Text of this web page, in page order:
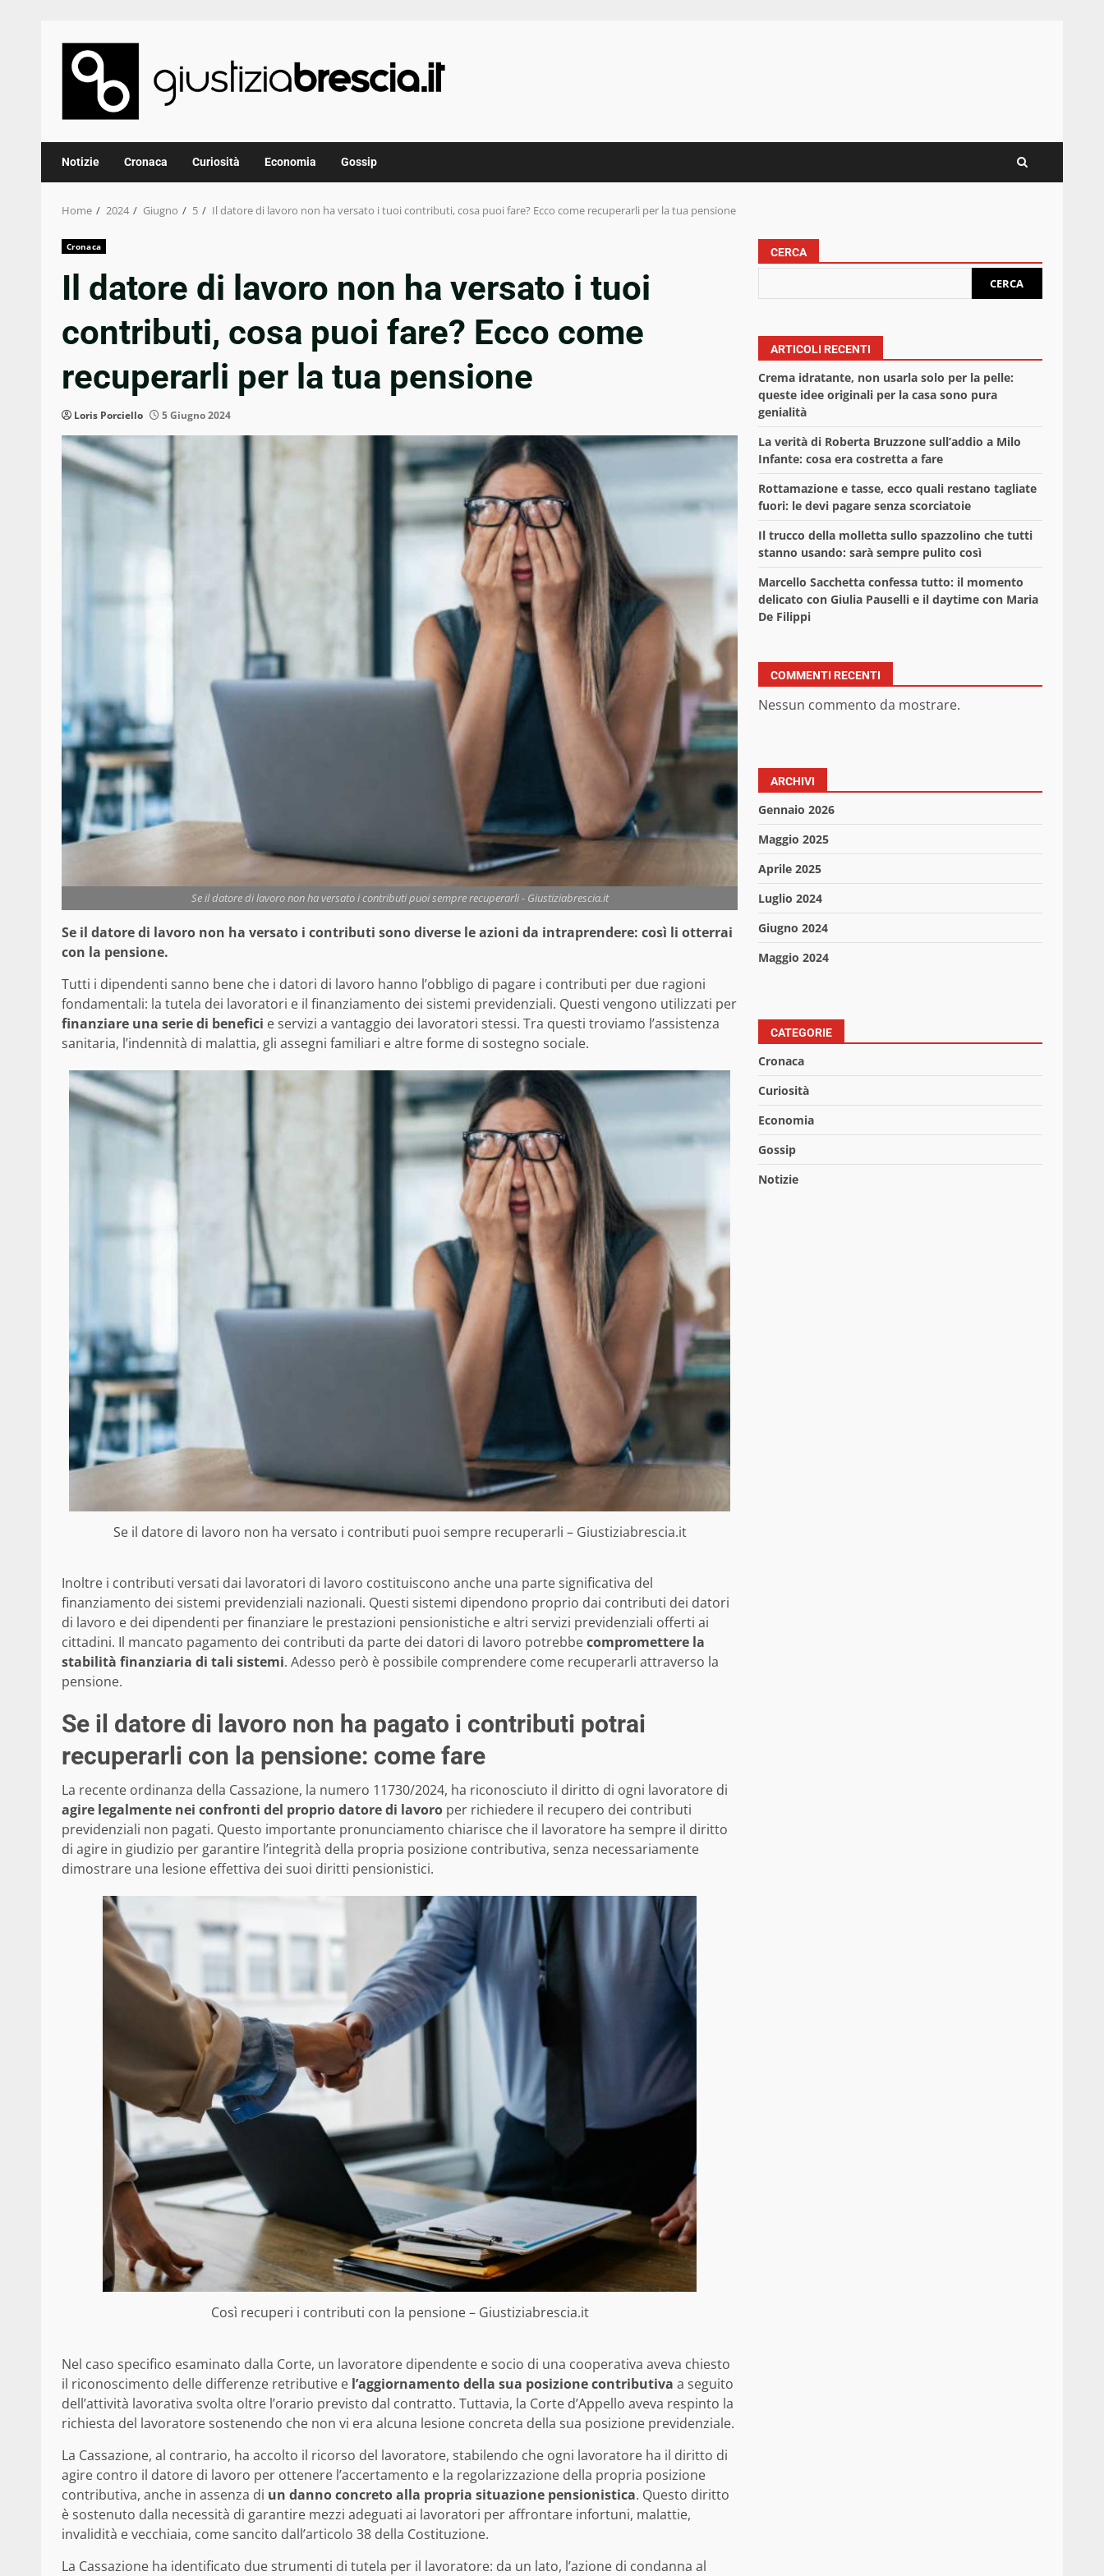
content
Notizie Cronaca Curiosità Economia Gossip
Home 2024 Giugno 5 Il datore di lavoro non ha versato i tuoi contributi, cosa puoi fare? Ecco come recuperarli per la tua pensione
Cronaca
Il datore di lavoro non ha versato i tuoi
contributi, cosa puoi fare? Ecco come
recuperarli per la tua pensione
Loris Porciello 5 Giugno 2024
Se il datore di lavoro non ha versato i contributi puoi sempre recuperarli - Giustiziabrescia.it
Se il datore di lavoro non ha versato i contributi sono diverse le azioni da intraprendere: così li otterrai
con la pensione.
Tutti i dipendenti sanno bene che i datori di lavoro hanno l’obbligo di pagare i contributi per due ragioni
fondamentali: la tutela dei lavoratori e il finanziamento dei sistemi previdenziali. Questi vengono utilizzati per
finanziare una serie di benefici e servizi a vantaggio dei lavoratori stessi. Tra questi troviamo l’assistenza
sanitaria, l’indennità di malattia, gli assegni familiari e altre forme di sostegno sociale.
Se il datore di lavoro non ha versato i contributi puoi sempre recuperarli – Giustiziabrescia.it
Inoltre i contributi versati dai lavoratori di lavoro costituiscono anche una parte significativa del
finanziamento dei sistemi previdenziali nazionali. Questi sistemi dipendono proprio dai contributi dei datori
di lavoro e dei dipendenti per finanziare le prestazioni pensionistiche e altri servizi previdenziali offerti ai
cittadini. Il mancato pagamento dei contributi da parte dei datori di lavoro potrebbecompromettere la
stabilità finanziaria di tali sistemi. Adesso però è possibile comprendere come recuperarli attraverso la
pensione.
Se il datore di lavoro non ha pagato i contributi potrai
recuperarli con la pensione: come fare
La recente ordinanza della Cassazione, la numero 11730/2024, ha riconosciuto il diritto di ogni lavoratore di
agire legalmente nei confronti del proprio datore di lavoro per richiedere il recupero dei contributi
previdenziali non pagati. Questo importante pronunciamento chiarisce che il lavoratore ha sempre il diritto
di agire in giudizio per garantire l’integrità della propria posizione contributiva, senza necessariamente
dimostrare una lesione effettiva dei suoi diritti pensionistici.
Così recuperi i contributi con la pensione – Giustiziabrescia.it
Nel caso specifico esaminato dalla Corte, un lavoratore dipendente e socio di una cooperativa aveva chiesto
il riconoscimento delle differenze retributive e l’aggiornamento della sua posizione contributiva a seguito
dell’attività lavorativa svolta oltre l’orario previsto dal contratto. Tuttavia, la Corte d’Appello aveva respinto la
richiesta del lavoratore sostenendo che non vi era alcuna lesione concreta della sua posizione previdenziale.
La Cassazione, al contrario, ha accolto il ricorso del lavoratore, stabilendo che ogni lavoratore ha il diritto di
agire contro il datore di lavoro per ottenere l’accertamento e la regolarizzazione della propria posizione
contributiva, anche in assenza di un danno concreto alla propria situazione pensionistica. Questo diritto
è sostenuto dalla necessità di garantire mezzi adeguati ai lavoratori per affrontare infortuni, malattie,
invalidità e vecchiaia, come sancito dall’articolo 38 della Costituzione.
La Cassazione ha identificato due strumenti di tutela per il lavoratore: da un lato, l’azione di condanna al
CERCA
CERCA
ARTICOLI RECENTI
Crema idratante, non usarla solo per la pelle:
queste idee originali per la casa sono pura
genialità
La verità di Roberta Bruzzone sull’addio a Milo
Infante: cosa era costretta a fare
Rottamazione e tasse, ecco quali restano tagliate
fuori: le devi pagare senza scorciatoie
Il trucco della molletta sullo spazzolino che tutti
stanno usando: sarà sempre pulito così
Marcello Sacchetta confessa tutto: il momento
delicato con Giulia Pauselli e il daytime con Maria
De Filippi
COMMENTI RECENTI
Nessun commento da mostrare.
ARCHIVI
Gennaio 2026
Maggio 2025
Aprile 2025
Luglio 2024
Giugno 2024
Maggio 2024
CATEGORIE
Cronaca
Curiosità
Economia
Gossip
Notizie